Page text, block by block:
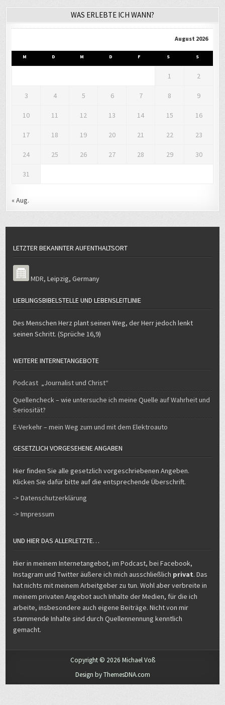
WAS ERLEBTE ICH WANN?
August 2026
M D M D F S S
1 2
3 4 5 6 7 8 9
10 11 12 13 14 15 16
17 18 19 20 21 22 23
24 25 26 27 28 29 30
31
« Aug.
LETZTER BEKANNTER AUFENTHALTSORT
MDR,Leipzig,Germany
LIEBLINGSBIBELSTELLE UND LEBENSLEITLINIE
Des Menschen Herz plant seinen Weg, der Herr jedoch lenkt
seinen Schritt. (Sprüche 16,9)
WEITERE INTERNETANGEBOTE
Podcast „Journalist und Christ“
Quellencheck – wie untersuche ich meine Quelle auf Wahrheit und
Seriosität?
E-Verkehr – mein Weg zum und mit dem Elektroauto
GESETZLICH VORGESEHENE ANGABEN
Hier finden Sie alle gesetzlich vorgeschriebenen Angeben.
Klicken Sie dafür bitte auf die entsprechende Überschrift.
-> Datenschutzerklärung
-> Impressum
UND HIER DAS ALLERLETZTE…
Hier in meinem Internetangebot, im Podcast, bei Facebook,
Instagram und Twitter äußere ich mich ausschließlich privat. Das
hat nichts mit meinem Arbeitgeber zu tun. Wohl aber verbreite in
meinem privaten Angebot auch Inhalte der Medien, für die ich
arbeite, insbesondere auch eigene Beiträge. Nicht von mir
stammende Inhalte sind durch Quellennennung kenntlich
gemacht.
Copyright © 2026 Michael Voß
Design by ThemesDNA.com